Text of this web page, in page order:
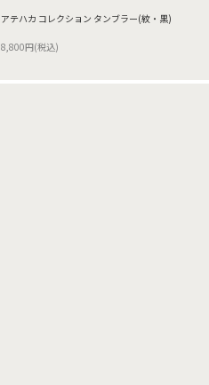
アテハカ コレクション タンブラー(紋・黒)
8,800円(税込)